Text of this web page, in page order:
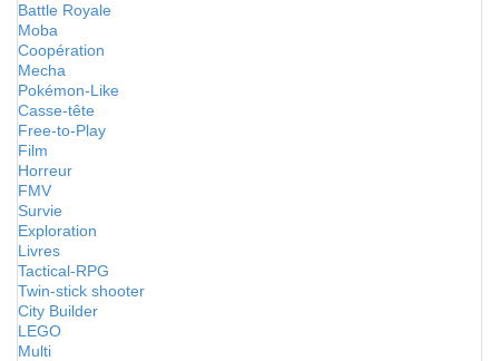
Battle Royale
Moba
Coopération
Mecha
Pokémon-Like
Casse-tête
Free-to-Play
Film
Horreur
FMV
Survie
Exploration
Livres
Tactical-RPG
Twin-stick shooter
City Builder
LEGO
Multi